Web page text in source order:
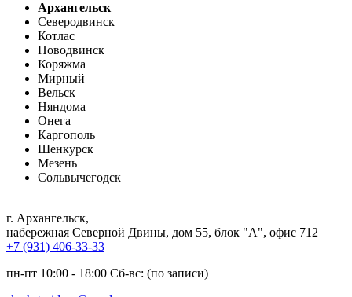
Архангельск
Северодвинск
Котлас
Новодвинск
Коряжма
Мирный
Вельск
Няндома
Онега
Каргополь
Шенкурск
Мезень
Сольвычегодск
г. Архангельск,
набережная Северной Двины, дом 55, блок "А", офис 712
+7 (931) 406-33-33
пн-пт 10:00 - 18:00 Сб-вс: (по записи)